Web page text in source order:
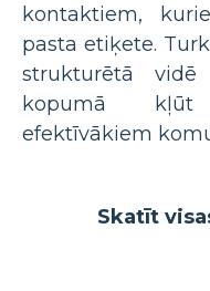
kontaktiem,
pasta etiķete.
strukturētā
kopumā kļūt
efektīvākiem
Skatīt